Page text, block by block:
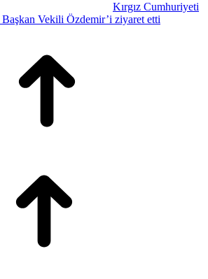
Kırgız Cumhuriyeti
Vekili Özdemir’i ziyaret etti